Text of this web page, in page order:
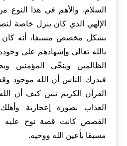
السلام. والأهم في هذا النوع
الإلهي الذي كان ينزل خاصة
بشكل مخصص مسبقا، أنه كان
بالله تعالى وإشهادهم على
الظالمين وينجِّي المؤمنين
فيدرك الناس أن الله موجود
القرآن الكريم تبين كيف أن
العذاب بصورة إعجازية
القصص كانت قصة نوح عليه
مسبقا بأعين الله ووحيه.